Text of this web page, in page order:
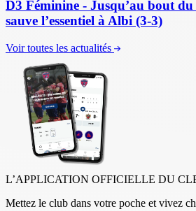
D3 Féminine - Jusqu’au bout du
sauve l’essentiel à Albi (3-3)
Voir toutes les actualités
L’APPLICATION OFFICIELLE DU
Mettez le club dans votre poche et vivez